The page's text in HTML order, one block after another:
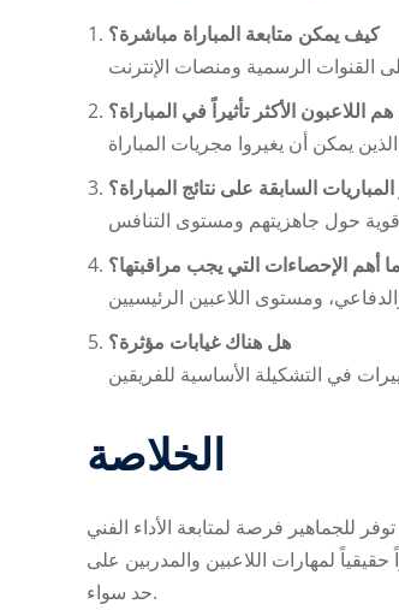
كيف يمكن متابعة المباراة مباشرة؟
اللاعبون الأكثر تأثيراً في المباراة؟
السابقة على نتائج المباراة؟
ما أهم الإحصاءات التي يجب مراقبتها؟
هل هناك غيابات مؤثرة؟
الخلاصة
للجماهير فرصة لمتابعة الأداء الفني
حقيقياً لمهارات اللاعبين والمدربين على
حد سواء.